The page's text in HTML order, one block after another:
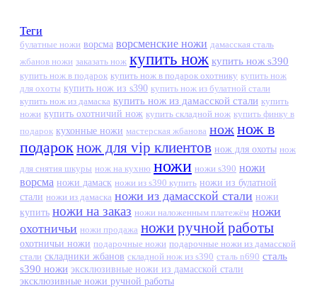
Теги
булатные ножи ворсма ворсменские ножи дамасская сталь
жбанов ножи заказать нож купить нож купить нож s390
купить нож в подарок купить нож в подарок охотнику купить нож
для охоты купить нож из s390 купить нож из булатной стали
купить нож из дамаска купить нож из дамасской стали купить
ножи купить охотничий нож купить складной нож купить финку в
подарок кухонные ножи мастерская жбанова ножнож в
подарокнож для vip клиентов нож для охоты нож
для снятия шкуры нож на кухню ножи ножи s390 ножи
ворсма ножи дамаск ножи из s390 купить ножи из булатной
стали ножи из дамаска ножи из дамасской стали ножи
купить ножи на заказ ножи наложенным платежём ножи
охотничьи ножи продажа ножи ручной работы
охотничьи ножи подарочные ножи подарочные ножи из дамасской
стали складники жбанов складной нож из s390 сталь n690 сталь
s390 ножи эксклюзивные ножи из дамасской стали
эксклюзивные ножи ручной работы